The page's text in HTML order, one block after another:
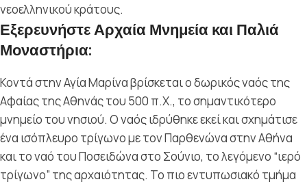
νεοελληνικού κράτους.
Εξερευνήστε Αρχαία Μνημεία και Παλιά
Μοναστήρια:
Κοντά στην Αγία Μαρίνα βρίσκεται ο δωρικός ναός της
Αφαίας της Αθηνάς του 500 π.Χ., το σημαντικότερο
μνημείο του νησιού. Ο ναός ιδρύθηκε εκεί και σχημάτισε
ένα ισόπλευρο τρίγωνο με τον Παρθενώνα στην Αθήνα
και το ναό του Ποσειδώνα στο Σούνιο, το λεγόμενο “ιερό
τρίγωνο” της αρχαιότητας. Το πιο εντυπωσιακό τμήμα